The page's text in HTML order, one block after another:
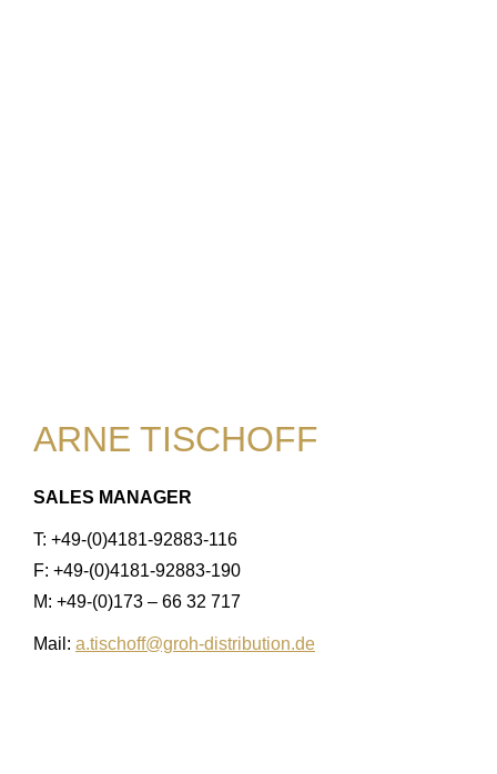
ARNE TISCHOFF
SALES MANAGER
T: +49-(0)4181-92883-116
F: +49-(0)4181-92883-190
M: +49-(0)173 – 66 32 717
Mail: a.tischoff@groh-distribution.de